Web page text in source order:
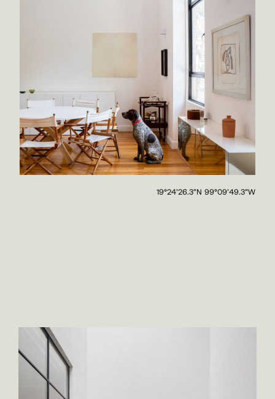
19°24'26.3"N 99°09'49.3"W